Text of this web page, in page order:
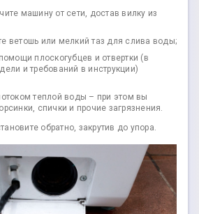
машину от сети, достав вилку из
ветошь или мелкий таз для слива воды;
плоскогубцев и отвертки (в
и требований в инструкции)
теплой воды – при этом вы
спички и прочие загрязнения.
обратно, закрутив до упора.